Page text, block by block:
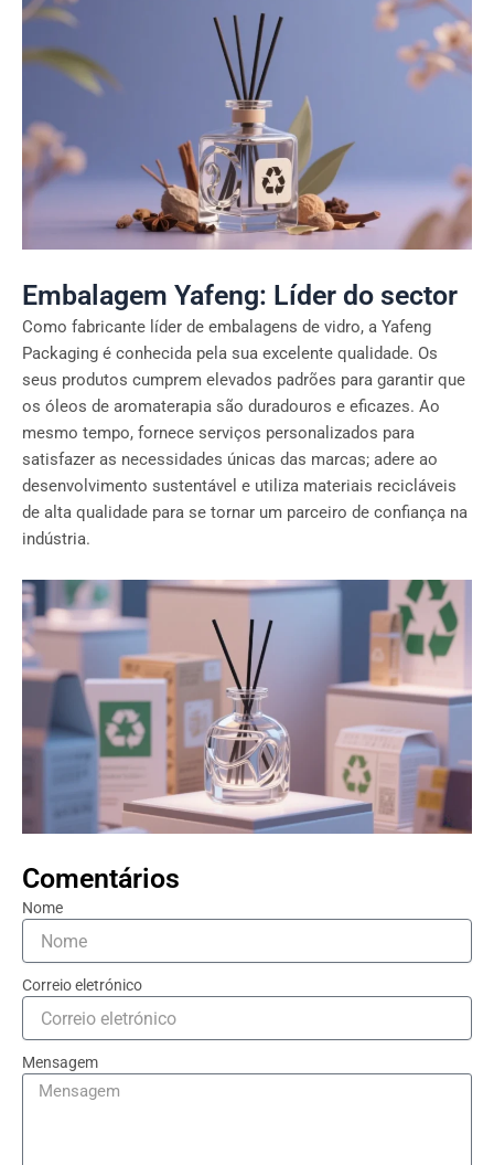
Embalagem Yafeng: Líder do sector
Como fabricante líder de embalagens de vidro, a Yafeng
Packaging é conhecida pela sua excelente qualidade. Os
seus produtos cumprem elevados padrões para garantir que
os óleos de aromaterapia são duradouros e eficazes. Ao
mesmo tempo, fornece serviços personalizados para
satisfazer as necessidades únicas das marcas; adere ao
desenvolvimento sustentável e utiliza materiais recicláveis
de alta qualidade para se tornar um parceiro de confiança na
indústria.
Comentários
Nome
Correio eletrónico
Mensagem